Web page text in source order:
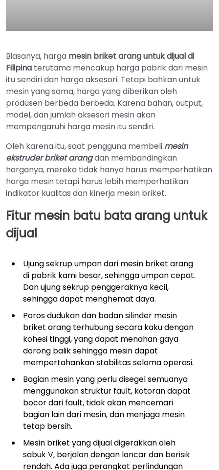
Biasanya, harga mesin briket arang untuk dijual di
Filipina terutama mencakup harga pabrik dari mesin
itu sendiri dan harga aksesori. Tetapi bahkan untuk
mesin yang sama, harga yang diberikan oleh
produsen berbeda berbeda. Karena bahan, output,
model, dan jumlah aksesori mesin akan
mempengaruhi harga mesin itu sendiri.
Oleh karena itu, saat pengguna membeli mesin
ekstruder briket arangdan membandingkan
harganya, mereka tidak hanya harus memperhatikan
harga mesin tetapi harus lebih memperhatikan
indikator kualitas dan kinerja mesin briket.
Fitur mesin batu bata arang untuk
dijual
Ujung sekrup umpan dari mesin briket arang
di pabrik kami besar, sehingga umpan cepat.
Dan ujung sekrup penggeraknya kecil,
sehingga dapat menghemat daya.
Poros dudukan dan badan silinder mesin
briket arang terhubung secara kaku dengan
kohesi tinggi, yang dapat menahan gaya
dorong balik sehingga mesin dapat
mempertahankan stabilitas selama operasi.
Bagian mesin yang perlu disegel semuanya
menggunakan struktur fault, kotoran dapat
bocor dari fault, tidak akan mencemari
bagian lain dari mesin, dan menjaga mesin
tetap bersih.
Mesin briket yang dijual digerakkan oleh
sabuk V, berjalan dengan lancar dan berisik
rendah. Ada juga perangkat perlindungan